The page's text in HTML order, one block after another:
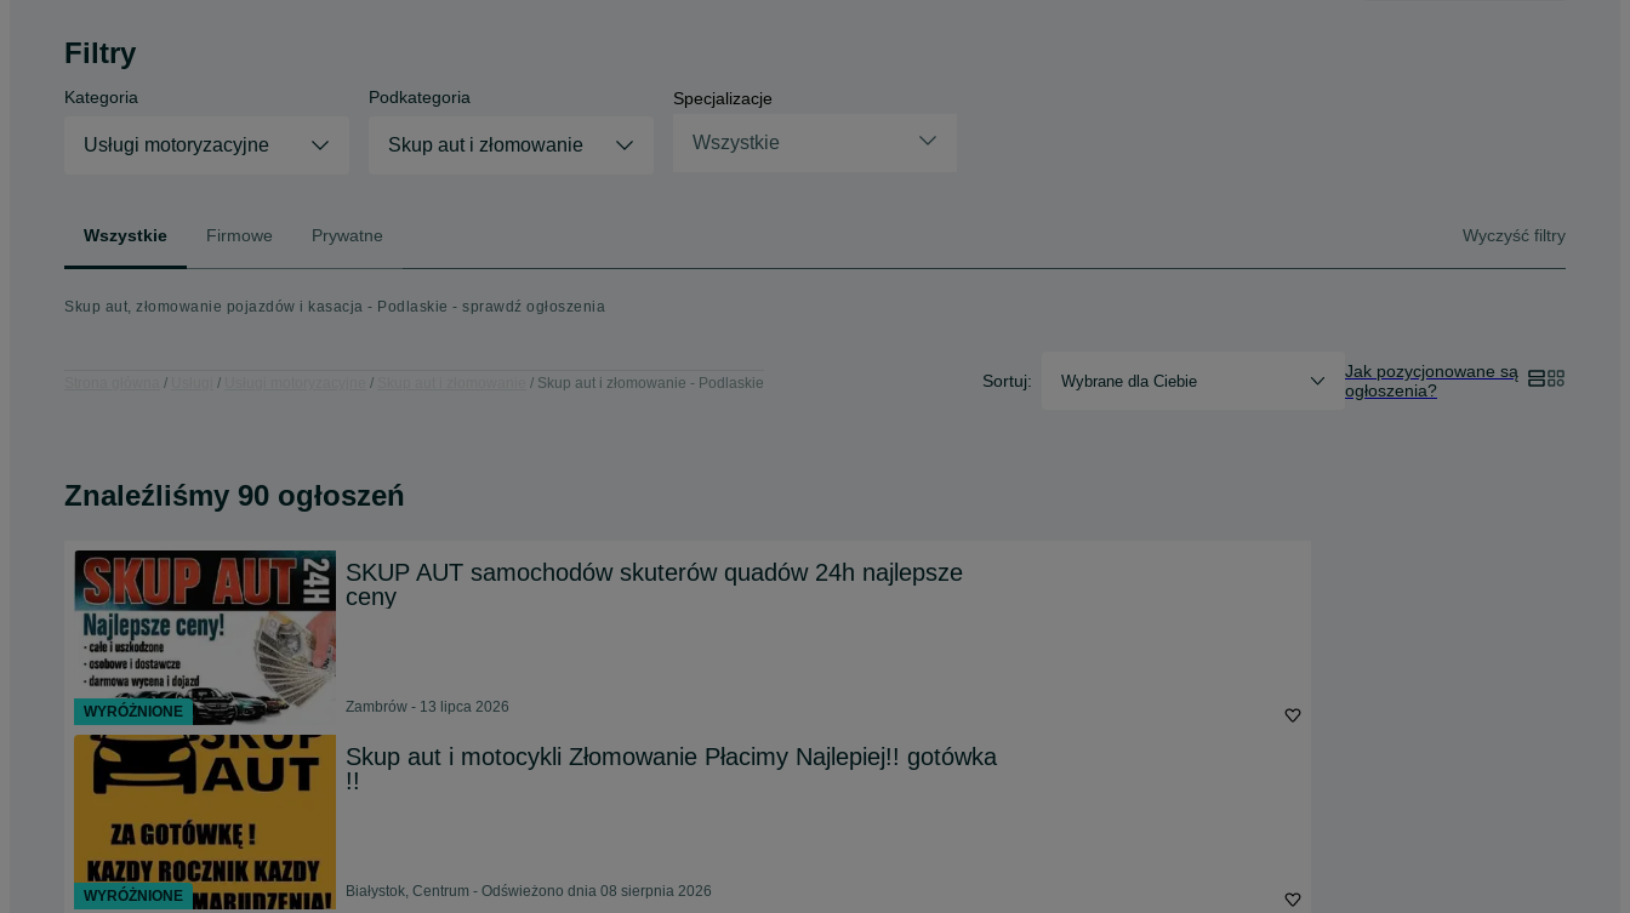
Filtry
Kategoria
Usługi motoryzacyjne
Podkategoria
Skup aut i złomowanie
Specjalizacje
Wszystkie
Wszystkie Firmowe Prywatne Wyczyść filtry
Skup aut, złomowanie pojazdów i kasacja - Podlaskie - sprawdź ogłoszenia
Skup aut i złomowanie - Podlaskie Sortuj: Wybrane dla Ciebie
Jak pozycjonowane są
ogłoszenia?
Znaleźliśmy 90 ogłoszeń
SKUP AUT samochodów skuterów quadów 24h najlepsze
ceny
Zambrów - 13 lipca 2026
Skup aut i motocykli Złomowanie Płacimy Najlepiej!! gotówka
!!
Białystok, Centrum - Odświeżono dnia 08 sierpnia 2026
WYRÓŻNIONE
WYRÓŻNIONE